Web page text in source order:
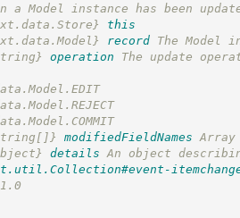
instance has been
this
record
The Model
operation
The update
modifiedFieldNames Array
details An object